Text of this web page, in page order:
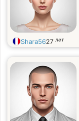
Shara5627 лет